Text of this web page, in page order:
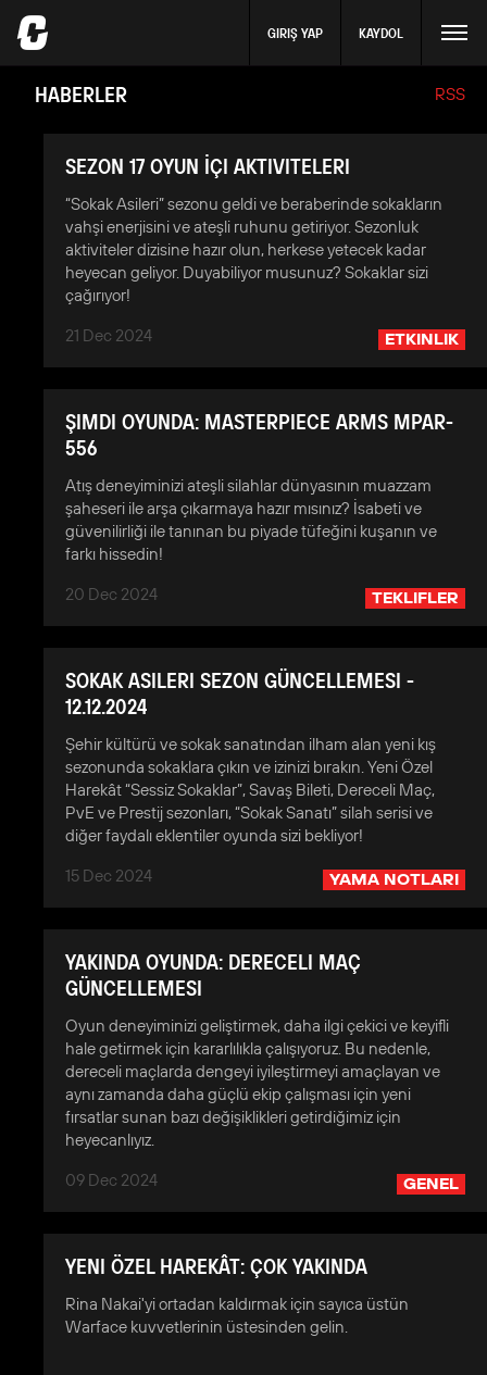
GIRIŞ YAP KAYDOL
HABERLER RSS
SEZON 17 OYUN İÇI AKTIVITELERI
“Sokak Asileri” sezonu geldi ve beraberinde sokakların
vahşi enerjisini ve ateşli ruhunu getiriyor. Sezonluk
aktiviteler dizisine hazır olun, herkese yetecek kadar
heyecan geliyor. Duyabiliyor musunuz? Sokaklar sizi
çağırıyor!
21 Dec 2024
ETKINLIK
ŞIMDI OYUNDA: MASTERPIECE ARMS MPAR-
556
Atış deneyiminizi ateşli silahlar dünyasının muazzam
şaheseri ile arşa çıkarmaya hazır mısınız? İsabeti ve
güvenilirliği ile tanınan bu piyade tüfeğini kuşanın ve
farkı hissedin!
20 Dec 2024
TEKLIFLER
SOKAK ASILERI SEZON GÜNCELLEMESI -
12.12.2024
Şehir kültürü ve sokak sanatından ilham alan yeni kış
sezonunda sokaklara çıkın ve izinizi bırakın. Yeni Özel
Harekât “Sessiz Sokaklar”, Savaş Bileti, Dereceli Maç,
PvE ve Prestij sezonları, “Sokak Sanatı” silah serisi ve
diğer faydalı eklentiler oyunda sizi bekliyor!
15 Dec 2024
YAMA NOTLARI
YAKINDA OYUNDA: DERECELI MAÇ
GÜNCELLEMESI
Oyun deneyiminizi geliştirmek, daha ilgi çekici ve keyifli
hale getirmek için kararlılıkla çalışıyoruz. Bu nedenle,
dereceli maçlarda dengeyi iyileştirmeyi amaçlayan ve
aynı zamanda daha güçlü ekip çalışması için yeni
fırsatlar sunan bazı değişiklikleri getirdiğimiz için
heyecanlıyız.
09 Dec 2024
GENEL
YENI ÖZEL HAREKÂT: ÇOK YAKINDA
Rina Nakai'yi ortadan kaldırmak için sayıca üstün
Warface kuvvetlerinin üstesinden gelin.